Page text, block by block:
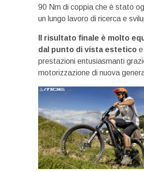
90 Nm di coppia che è stato
un lungo lavoro di ricerca e
Il risultato finale è molto
dal punto di vista estetico
prestazioni entusiasmanti
motorizzazione di nuova